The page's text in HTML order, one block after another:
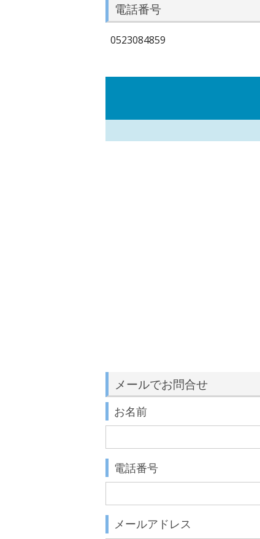
電話番号
0523084859
メールでお問合せ
お名前
電話番号
メールアドレス